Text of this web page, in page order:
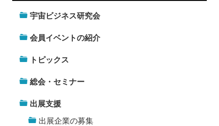
宇宙ビジネス研究会
会員イベントの紹介
トピックス
総会・セミナー
出展支援
出展企業の募集